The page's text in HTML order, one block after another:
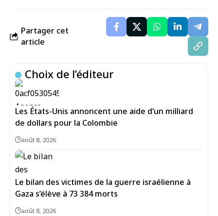
Partager cet
article
Choix de l’éditeur
Les États-Unis annoncent une aide d’un milliard
de dollars pour la Colombie
août 8, 2026
Le bilan des victimes de la guerre israélienne à
Gaza s’élève à 73 384 morts
août 8, 2026